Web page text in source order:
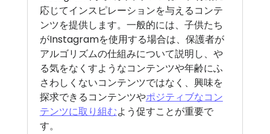
応じてインスピレーションを与えるコンテ
ンツを提供します。一般的には、子供たち
がInstagramを使用する場合は、保護者が
アルゴリズムの仕組みについて説明し、や
る気をなくすようなコンテンツや年齢にふ
さわしくないコンテンツではなく、興味を
探求できるコンテンツやポジティブなコン
テンツに取り組むよう促すことが重要で
す。